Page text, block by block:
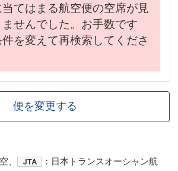
てはまる航空便の空席が見
せんでした。お手数です
を変えて再検索してくださ
便を変更する
、 JTA
：日本トランスオーシャン航